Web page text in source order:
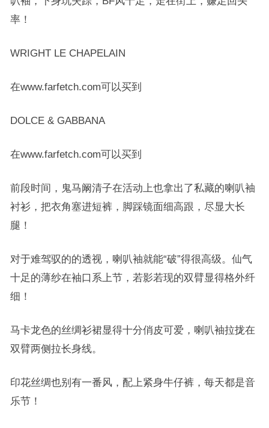
率！
WRIGHT LE CHAPELAIN
在www.farfetch.com可以买到
DOLCE & GABBANA
在www.farfetch.com可以买到
前段时间，鬼马阚清子在活动上也拿出了私藏的喇叭袖
衬衫，把衣角塞进短裤，脚踩镜面细高跟，尽显大长
腿！
对于难驾驭的的透视，喇叭袖就能“破”得很高级。仙气
十足的薄纱在袖口系上节，若影若现的双臂显得格外纤
细！
马卡龙色的丝绸衫裙显得十分俏皮可爱，喇叭袖拉拢在
双臂两侧拉长身线。
印花丝绸也别有一番风，配上紧身牛仔裤，每天都是音
乐节！